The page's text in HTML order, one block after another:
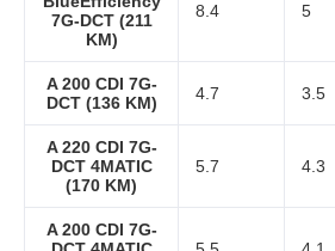
7G-DCT (211
KM)
8.4 5
A 200 CDI 7G-
DCT (136 KM)
4.7 3.5
A 220 CDI 7G-
DCT 4MATIC
(170 KM)
5.7 4.3
A 200 CDI 7G-